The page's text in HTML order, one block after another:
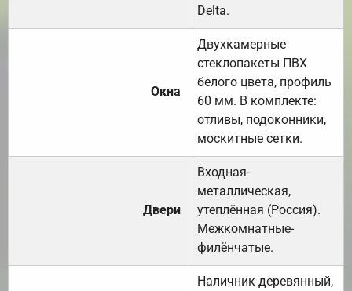
Delta.
Окна
Двухкамерные
стеклопакеты ПВХ
белого цвета, профиль
60 мм. В комплекте:
отливы, подоконники,
москитные сетки.
Двери
Входная-
металлическая,
утеплённая (Россия).
Межкомнатные-
филёнчатые.
Наличник деревянный,